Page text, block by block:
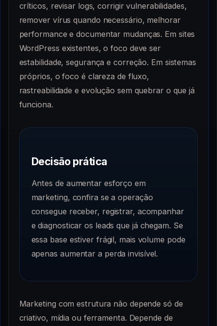
críticos, revisar logs, corrigir vulnerabilidades,
remover vírus quando necessário, melhorar
performance e documentar mudanças. Em sites
WordPress existentes, o foco deve ser
estabilidade, segurança e correção. Em sistemas
próprios, o foco é clareza de fluxo,
rastreabilidade e evolução sem quebrar o que já
funciona.
Decisão prática
Antes de aumentar esforço em
marketing, confira se a operação
consegue receber, registrar, acompanhar
e diagnosticar os leads que já chegam. Se
essa base estiver frágil, mais volume pode
apenas aumentar a perda invisível.
Marketing com estrutura não depende só de
criativo, mídia ou ferramenta. Depende de